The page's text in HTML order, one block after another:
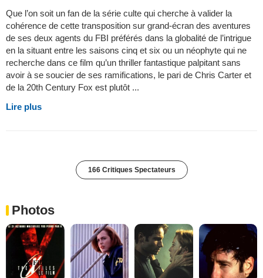
Que l’on soit un fan de la série culte qui cherche à valider la
cohérence de cette transposition sur grand-écran des aventures
de ses deux agents du FBI préférés dans la globalité de l’intrigue
en la situant entre les saisons cinq et six ou un néophyte qui ne
recherche dans ce film qu’un thriller fantastique palpitant sans
avoir à se soucier de ses ramifications, le pari de Chris Carter et
de la 20th Century Fox est plutôt ...
Lire plus
166 Critiques Spectateurs
Photos